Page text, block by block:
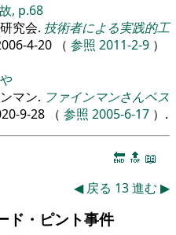
, p.68
究会. 技術者による実践的工
4-20 （ 参照 2011-2-9 ）
マン. ファインマンさんベス
9-28 （ 参照 2005-6-17 ）.
🔚 🔝 📖
◀ 戻る 13進む ▶
ド・ピント事件